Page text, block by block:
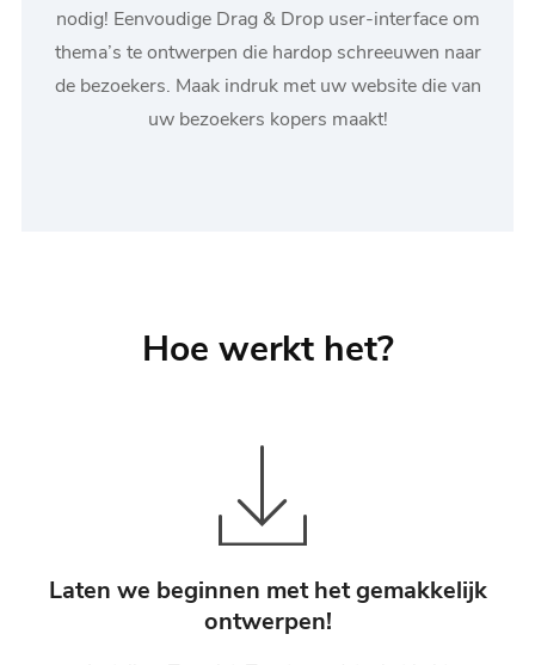
nodig! Eenvoudige Drag & Drop user-interface om
thema’s te ontwerpen die hardop schreeuwen naar
de bezoekers. Maak indruk met uw website die van
uw bezoekers kopers maakt!
Hoe werkt het?
Laten we beginnen met het gemakkelijk
ontwerpen!